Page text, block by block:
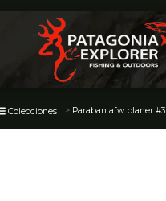
Colecciones Paraban afw planer #3